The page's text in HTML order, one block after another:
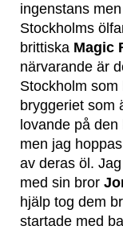
ingenstans
Stockholms
brittiska Magic
närvarande är
Stockholm som
bryggeriet som
lovande på
men jag
av deras öl.
med sin bror
hjälp tog dem
startade med